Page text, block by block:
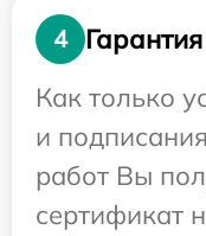
4
Гарантия
Как только
и
работ Вы
сертификат